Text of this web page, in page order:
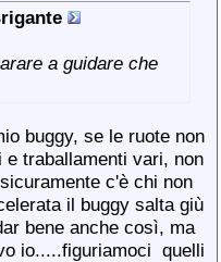
a guidare che
buggy, se le ruote non
traballamenti vari, non
c'è chi non
il buggy salta giù
bene anche così, ma
io.....figuriamoci quelli